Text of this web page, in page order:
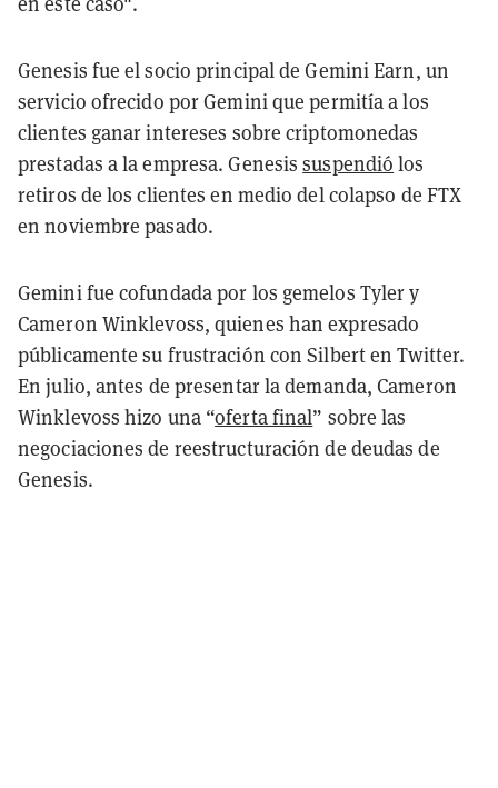
Genesis fue el socio principal de Gemini Earn, un
servicio ofrecido por Gemini que permitía a los
clientes ganar intereses sobre criptomonedas
prestadas a la empresa. Genesissuspendió los
retiros de los clientes en medio del colapso de FTX
en noviembre pasado.
Gemini fue cofundada por los gemelos Tyler y
Cameron Winklevoss, quienes han expresado
públicamente su frustración con Silbert en Twitter.
En julio, antes de presentar la demanda, Cameron
Winklevoss hizo una “oferta final” sobre las
negociaciones de reestructuración de deudas de
Genesis.